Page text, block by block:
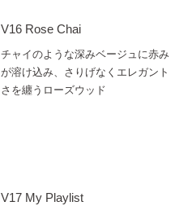
V16 Rose Chai
チャイのような深みベージュに赤み
が溶け込み、さりげなくエレガント
さを纏うローズウッド
V17 My Playlist